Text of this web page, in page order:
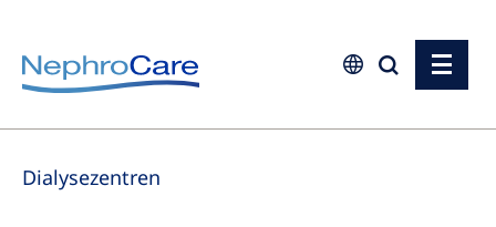
Europe
Czech Republic
Dialysezentren